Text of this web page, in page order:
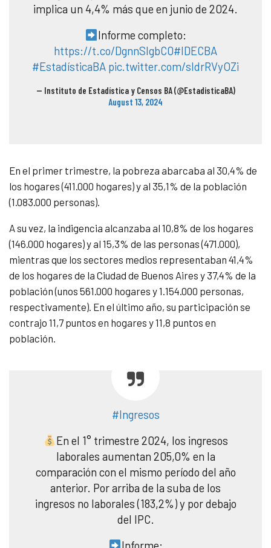
implica un 4,4% más que en junio de 2024.
Informe completo:
https://t.co/DgnnSlgbC0#IDECBA
#EstadísticaBA pic.twitter.com/sIdrRVyOZi
— Instituto de Estadística y Censos BA (@EstadisticaBA)
August 13, 2024
En el primer trimestre, la pobreza abarcaba al 30,4% de
los hogares (411.000 hogares) y al 35,1% de la población
(1.083.000 personas).
A su vez, la indigencia alcanzaba al 10,8% de los hogares
(146.000 hogares) y al 15,3% de las personas (471.000),
mientras que los sectores medios representaban 41,4%
de los hogares de la Ciudad de Buenos Aires y 37,4% de la
población (unos 561.000 hogares y 1.154.000 personas,
respectivamente). En el último año, su participación se
contrajo 11,7 puntos en hogares y 11,8 puntos en
población.
#Ingresos
En el 1° trimestre 2024, los ingresos
laborales aumentan 205,0% en la
comparación con el mismo período del año
anterior. Por arriba de la suba de los
ingresos no laborales (183,2%) y por debajo
del IPC.